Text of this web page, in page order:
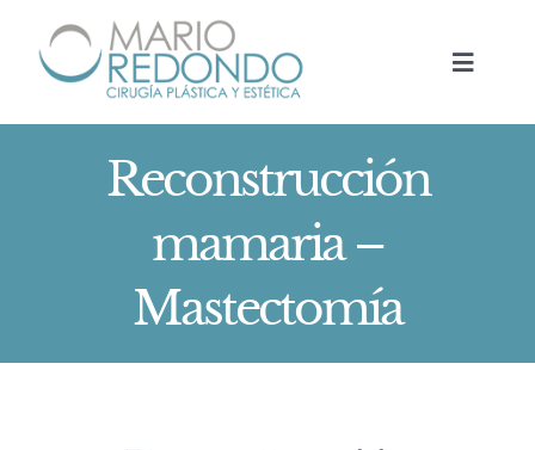
Toggle
TRATAMIENTOS
DR. MARIO REDONDO
NOTICIAS
Reconstrucción
mamaria –
Mastectomía